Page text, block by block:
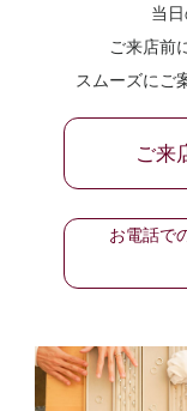
当
ご来店前
スムーズにご
ご来
お電話で